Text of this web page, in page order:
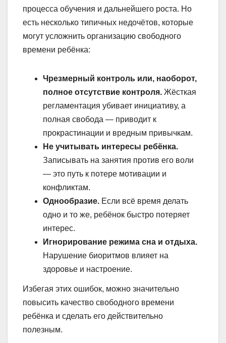
процесса обучения и дальнейшего роста. Но
есть несколько типичных недочётов, которые
могут усложнить организацию свободного
времени ребёнка:
Чрезмерный контроль или, наоборот,
полное отсутствие контроля. Жёсткая
регламентация убивает инициативу, а
полная свобода — приводит к
прокрастинации и вредным привычкам.
Не учитывать интересы ребёнка.
Записывать на занятия против его воли
— это путь к потере мотивации и
конфликтам.
Однообразие. Если всё время делать
одно и то же, ребёнок быстро потеряет
интерес.
Игнорирование режима сна и отдыха.
Нарушение биоритмов влияет на
здоровье и настроение.
Избегая этих ошибок, можно значительно
повысить качество свободного времени
ребёнка и сделать его действительно
полезным.